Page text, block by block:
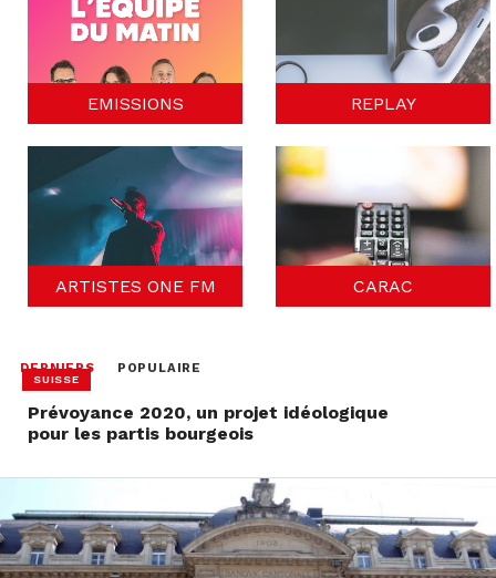
EMISSIONS REPLAY
ARTISTES ONE FM CARAC
DERNIERS POPULAIRE
SUISSE
Prévoyance 2020, un projet idéologique
pour les partis bourgeois